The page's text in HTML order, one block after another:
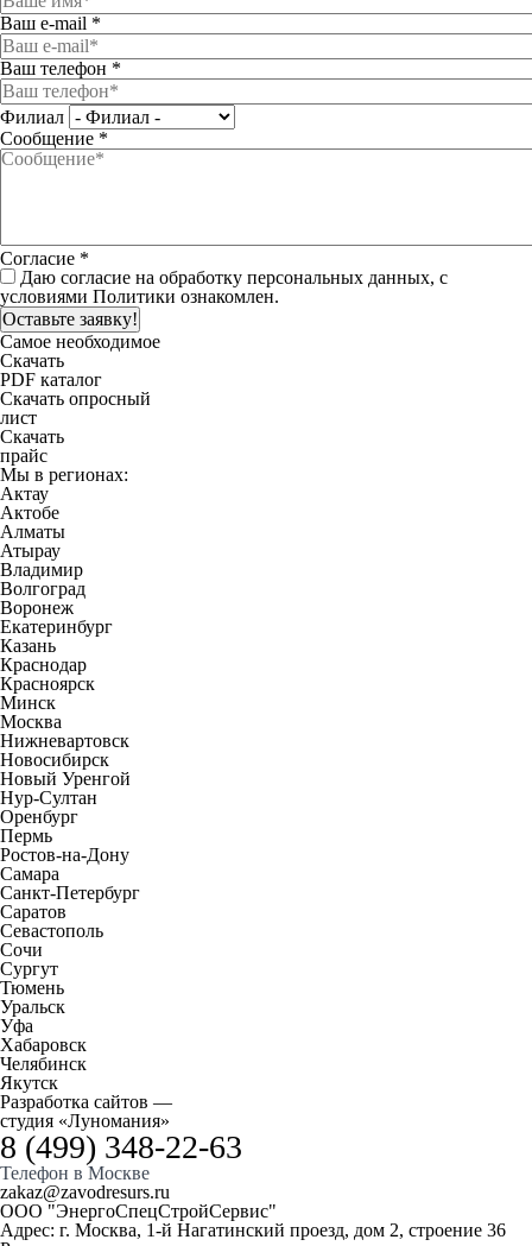
Ваш e-mail *
Ваш телефон *
Филиал
Сообщение *
Согласие *
Даю согласие на обработку персональных данных, c
условиями Политики ознакомлен.
re
Самое необходимое
Скачать
PDF каталог
Скачать опросный
лист
Скачать
прайс
Мы в регионах:
Актау
Актобе
Алматы
Атырау
Владимир
Волгоград
Воронеж
Екатеринбург
Казань
Краснодар
Красноярск
Минск
Москва
Нижневартовск
Новосибирск
Новый Уренгой
Нур-Султан
Оренбург
Пермь
Ростов-на-Дону
Самара
Санкт-Петербург
Саратов
Севастополь
Сочи
Сургут
Тюмень
Уральск
Уфа
Хабаровск
Челябинск
Якутск
Разработка сайтов —
студия «Луномания»
8 (499) 348-22-63
Телефон в Москве
zakaz@zavodresurs.ru
ООО "ЭнергоСпецСтройСервис"
Адрес: г. Москва, 1-й Нагатинский проезд, дом 2, строение 36